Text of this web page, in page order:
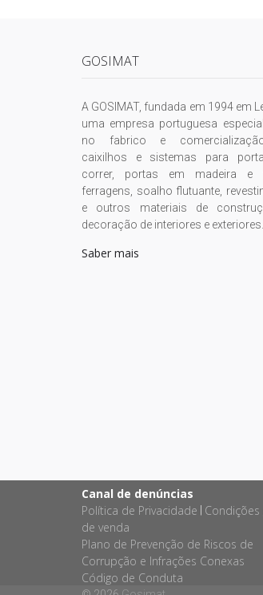
GOSIMAT
A GOSIMAT, fundada em 1994 em
uma empresa portuguesa
no fabrico e
caixilhos e sistemas para
correr, portas em madeira e
ferragens, soalho flutuante,
e outros materiais de
decoração de interiores e exteriores.
Saber mais
Canal de denúncias
Política de Privacidade Condições
de venda
Plano de Prevenção de Riscos de
Corrupção e Infrações Conexas
Código de Conduta